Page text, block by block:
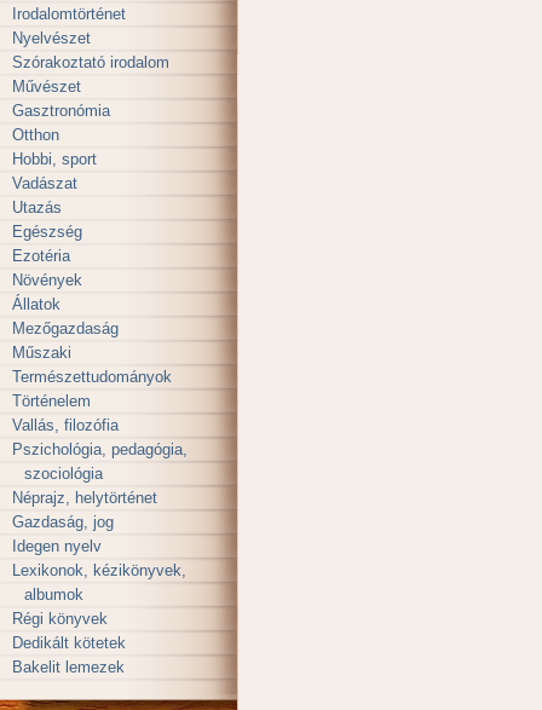
Irodalomtörténet
Nyelvészet
Szórakoztató irodalom
Művészet
Gasztronómia
Otthon
Hobbi, sport
Vadászat
Utazás
Egészség
Ezotéria
Növények
Állatok
Mezőgazdaság
Műszaki
Természettudományok
Történelem
Vallás, filozófia
Pszichológia, pedagógia,
szociológia
Néprajz, helytörténet
Gazdaság, jog
Idegen nyelv
Lexikonok, kézikönyvek,
albumok
Régi könyvek
Dedikált kötetek
Bakelit lemezek